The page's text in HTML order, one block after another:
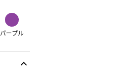
パープル